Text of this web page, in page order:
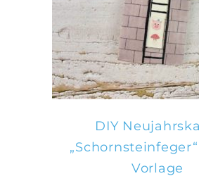
IN DEN
DIY
Vorlage